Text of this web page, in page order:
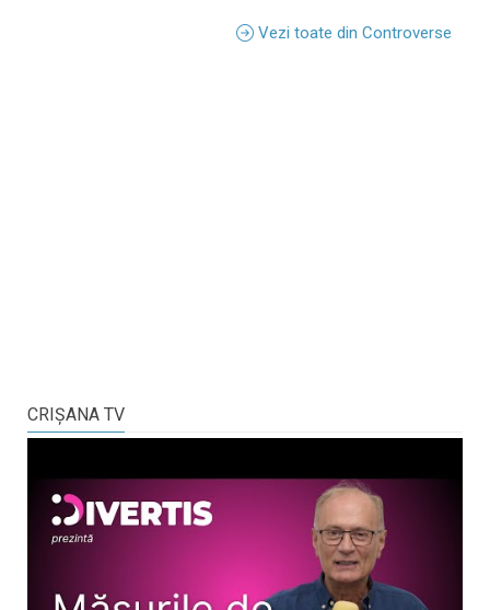
Vezi toate din Controverse
CRIŞANA TV